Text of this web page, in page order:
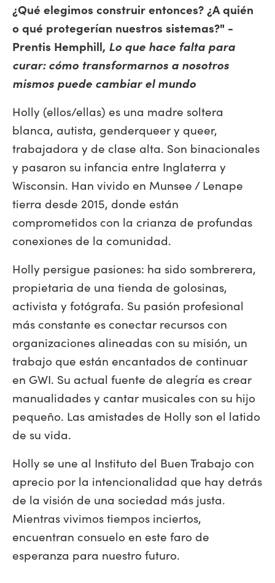
¿Qué elegimos construir entonces? ¿A quién
o qué protegerían nuestros sistemas?" -
Prentis Hemphill, Lo que hace falta para
curar: cómo transformarnos a nosotros
mismos puede cambiar el mundo
Holly (ellos/ellas) es una madre soltera
blanca, autista, genderqueer y queer,
trabajadora y de clase alta. Son binacionales
y pasaron su infancia entre Inglaterra y
Wisconsin. Han vivido en Munsee / Lenape
tierra desde 2015, donde están
comprometidos con la crianza de profundas
conexiones de la comunidad.
Holly persigue pasiones: ha sido sombrerera,
propietaria de una tienda de golosinas,
activista y fotógrafa. Su pasión profesional
más constante es conectar recursos con
organizaciones alineadas con su misión, un
trabajo que están encantados de continuar
en GWI. Su actual fuente de alegría es crear
manualidades y cantar musicales con su hijo
pequeño. Las amistades de Holly son el latido
de su vida.
Holly se une al Instituto del Buen Trabajo con
aprecio por la intencionalidad que hay detrás
de la visión de una sociedad más justa.
Mientras vivimos tiempos inciertos,
encuentran consuelo en este faro de
esperanza para nuestro futuro.